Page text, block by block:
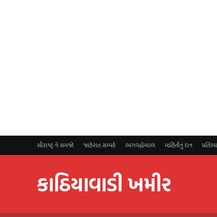
સૌરાષ્ટ્ર ને સમજો જાહેરાત સમ્પર્ક ભગવદ્ગોમંડલ માહિતીનું દાન
કાઠિયાવાડી ખમીર